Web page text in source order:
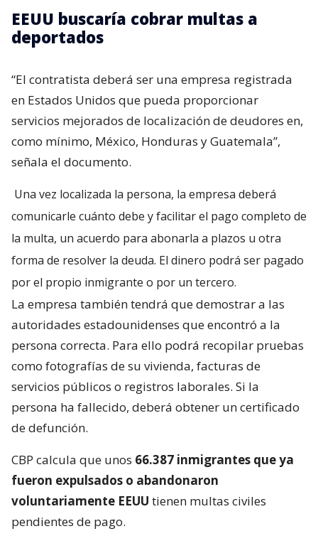
EEUU buscaría cobrar multas a
deportados
“El contratista deberá ser una empresa registrada
en Estados Unidos que pueda proporcionar
servicios mejorados de localización de deudores en,
como mínimo, México, Honduras y Guatemala”,
señala el documento.
Una vez localizada la persona, la empresa deberá
comunicarle cuánto debe y facilitar el pago completo de
la multa, un acuerdo para abonarla a plazos u otra
forma de resolver la deuda. El dinero podrá ser pagado
por el propio inmigrante o por un tercero.
La empresa también tendrá que demostrar a las
autoridades estadounidenses que encontró a la
persona correcta. Para ello podrá recopilar pruebas
como fotografías de su vivienda, facturas de
servicios públicos o registros laborales. Si la
persona ha fallecido, deberá obtener un certificado
de defunción.
CBP calcula que unos 66.387 inmigrantes que ya
fueron expulsados o abandonaron
voluntariamente EEUU tienen multas civiles
pendientes de pago.